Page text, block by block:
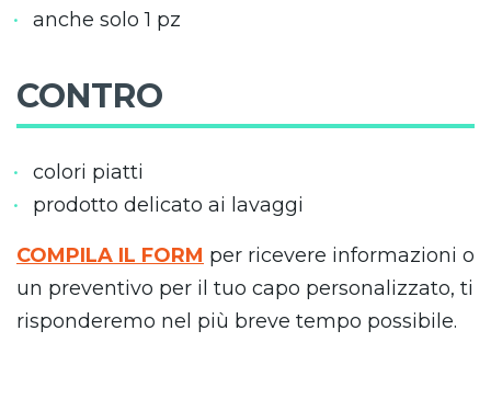
anche solo 1 pz
CONTRO
colori piatti
prodotto delicato ai lavaggi
COMPILA IL FORM per ricevere informazioni o
un preventivo per il tuo capo personalizzato, ti
risponderemo nel più breve tempo possibile.